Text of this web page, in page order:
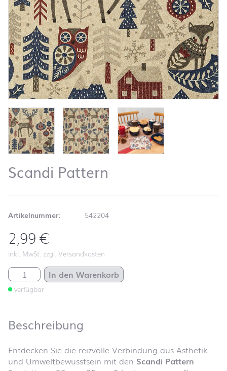
Scandi Pattern
Artikelnummer: 542204
2,99€
inkl. MwSt. zzgl. Versandkosten
Scandi Pattern Menge
verfügbar
In den Warenkorb
Beschreibung
Entdecken Sie die reizvolle Verbindung aus Ästhetik
und Umweltbewusstsein mit den Scandi Pattern